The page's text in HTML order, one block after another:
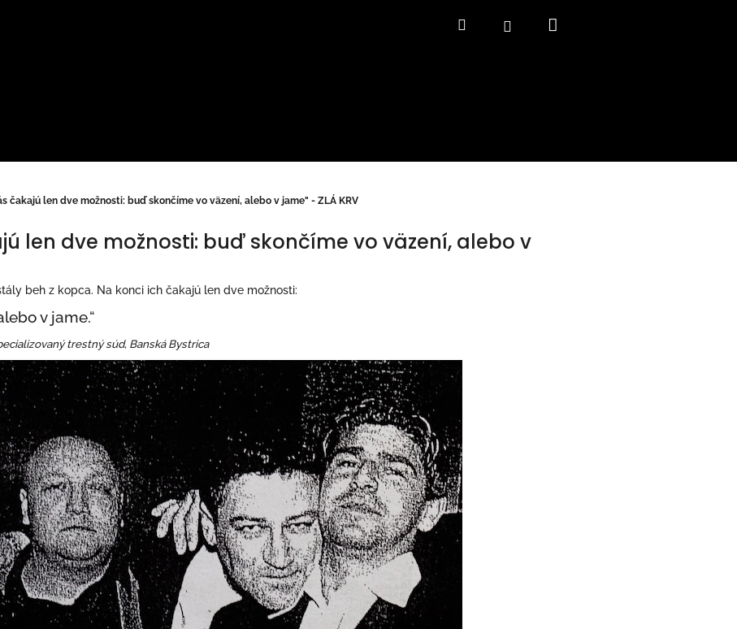
HľadaťPrihlásenie
čakajú len dve možnosti: buď skončíme vo väzení, alebo v jame" - ZLÁ KRV
len dve možnosti: buď skončíme vo väzení, alebo v
beh z kopca. Na konci ich čakajú len dve možnosti:
v jame.“
trestný súd, Banská Bystrica